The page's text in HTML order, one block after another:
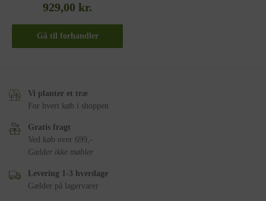
929,00 kr.
Gå til forhandler
Vi planter et træ
For hvert køb i shoppen
Gratis fragt
Ved køb over 699,-
Gælder ikke møbler
Levering 1-3 hverdage
Gælder på lagervarer